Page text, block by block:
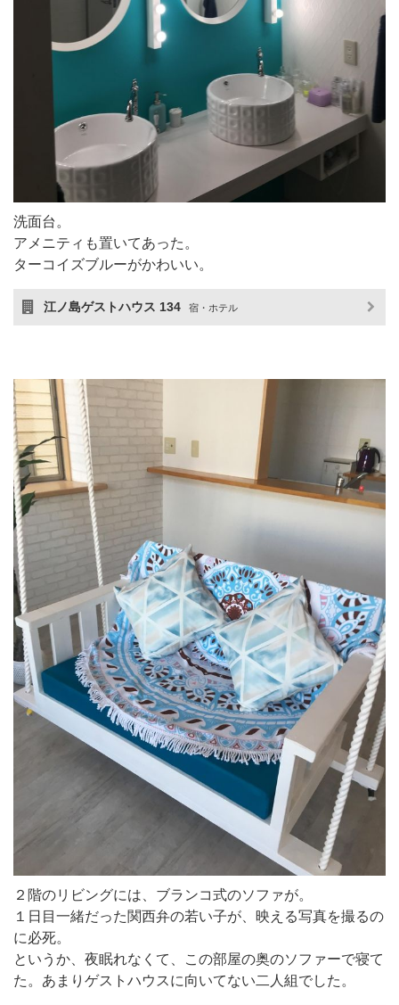
洗面台。
アメニティも置いてあった。
ターコイズブルーがかわいい。
江ノ島ゲストハウス 134 宿・ホテル
２階のリビングには、ブランコ式のソファが。
１日目一緒だった関西弁の若い子が、映える写真を撮るの
に必死。
というか、夜眠れなくて、この部屋の奥のソファーで寝て
た。あまりゲストハウスに向いてない二人組でした。